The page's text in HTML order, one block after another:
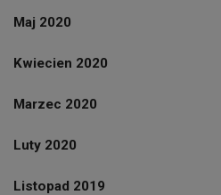
Maj 2020
Kwiecien 2020
Marzec 2020
Luty 2020
Listopad 2019